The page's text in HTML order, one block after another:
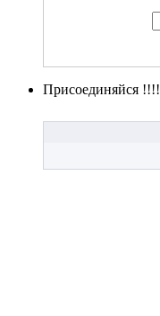
Присоединяйся !!!!